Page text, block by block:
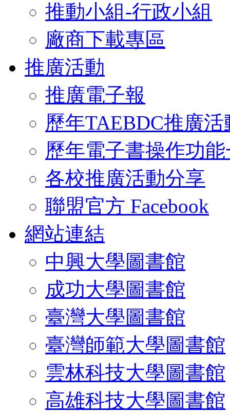
推動小組-行政小組
廠商下載專區
推廣活動
推廣電子報
歷年TAEBDC推廣活
歷年電子書操作功
各校推廣活動分享
聯盟官方 Facebook
網站連結
中興大學圖書館
成功大學圖書館
臺灣大學圖書館
臺灣師範大學圖書館
雲林科技大學圖書館
高雄科技大學圖書館